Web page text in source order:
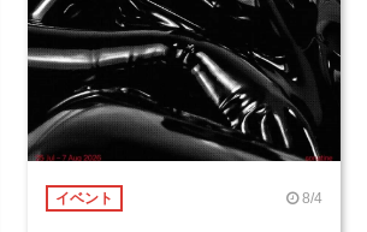
イベント 8/4